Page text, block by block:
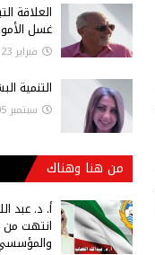
العلاقة
غسل
فبراير 23, 2026
التنمية
سبتمبر 05, 2025
من هنا وهناك
أ‌. د. عبد
انتهت من